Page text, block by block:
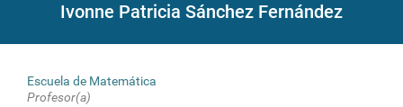
Ivonne Patricia Sánchez Fernández
Escuela de Matemática
Profesor(a)